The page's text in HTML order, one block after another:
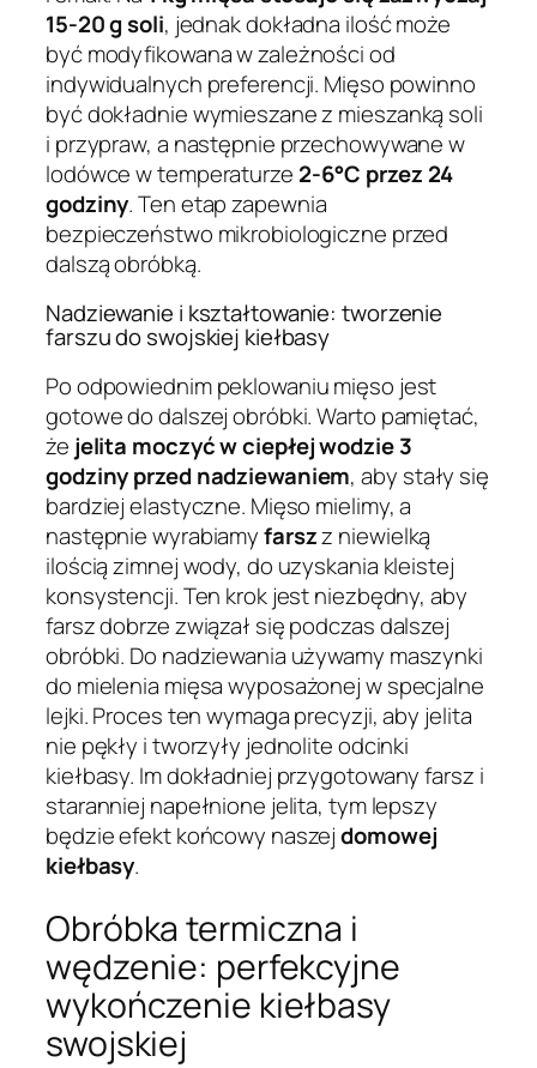
15-20 g soli, jednak dokładna ilość może
być modyfikowana w zależności od
indywidualnych preferencji. Mięso powinno
być dokładnie wymieszane z mieszanką soli
i przypraw, a następnie przechowywane w
lodówce w temperaturze 2-6°C przez 24
godziny. Ten etap zapewnia
bezpieczeństwo mikrobiologiczne przed
dalszą obróbką.
Nadziewanie i kształtowanie: tworzenie
farszu do swojskiej kiełbasy
Po odpowiednim peklowaniu mięso jest
gotowe do dalszej obróbki. Warto pamiętać,
że jelita moczyć w ciepłej wodzie 3
godziny przed nadziewaniem, aby stały się
bardziej elastyczne. Mięso mielimy, a
następnie wyrabiamyfarszz niewielką
ilością zimnej wody, do uzyskania kleistej
konsystencji. Ten krok jest niezbędny, aby
farsz dobrze związał się podczas dalszej
obróbki. Do nadziewania używamy maszynki
do mielenia mięsa wyposażonej w specjalne
lejki. Proces ten wymaga precyzji, aby jelita
nie pękły i tworzyły jednolite odcinki
kiełbasy. Im dokładniej przygotowany farsz i
staranniej napełnione jelita, tym lepszy
będzie efekt końcowy naszejdomowej
kiełbasy.
Obróbka termiczna i
wędzenie: perfekcyjne
wykończenie kiełbasy
swojskiej